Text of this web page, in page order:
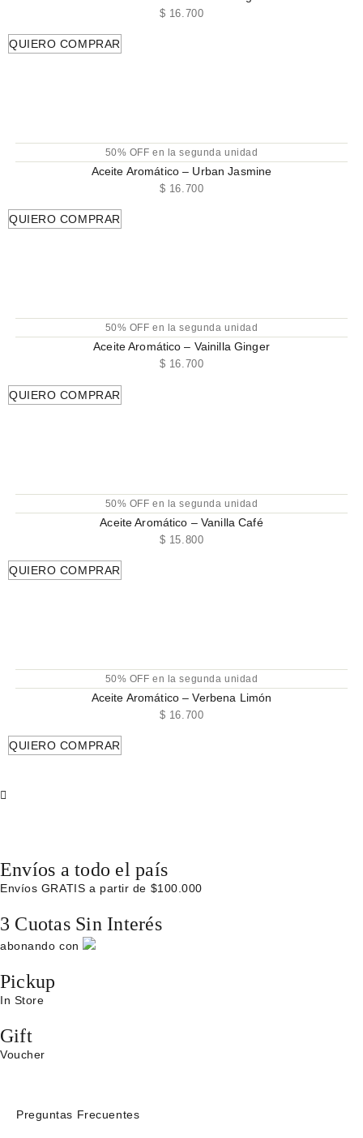
$ 16.700
QUIERO COMPRAR
50% OFF en la segunda unidad
Aceite Aromático – Urban Jasmine
$ 16.700
QUIERO COMPRAR
50% OFF en la segunda unidad
Aceite Aromático – Vainilla Ginger
$ 16.700
QUIERO COMPRAR
50% OFF en la segunda unidad
Aceite Aromático – Vanilla Café
$ 15.800
QUIERO COMPRAR
50% OFF en la segunda unidad
Aceite Aromático – Verbena Limón
$ 16.700
QUIERO COMPRAR
Envíos a todo el país
Envíos GRATIS a partir de $100.000
3 Cuotas Sin Interés
abonando con
Pickup
In Store
Gift
Voucher
Preguntas Frecuentes